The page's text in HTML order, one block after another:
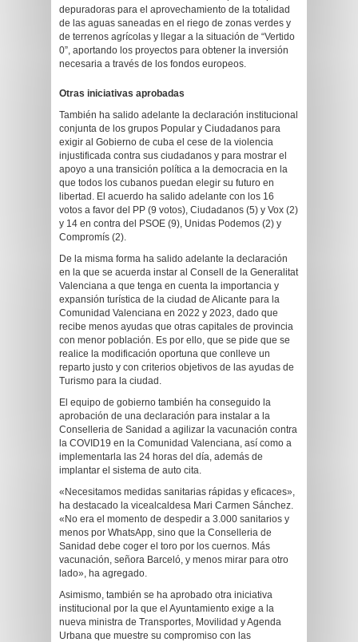
depuradoras para el aprovechamiento de la totalidad
de las aguas saneadas en el riego de zonas verdes y
de terrenos agrícolas y llegar a la situación de “Vertido
0”, aportando los proyectos para obtener la inversión
necesaria a través de los fondos europeos.
Otras iniciativas aprobadas
También ha salido adelante la declaración institucional
conjunta de los grupos Popular y Ciudadanos para
exigir al Gobierno de cuba el cese de la violencia
injustificada contra sus ciudadanos y para mostrar el
apoyo a una transición política a la democracia en la
que todos los cubanos puedan elegir su futuro en
libertad. El acuerdo ha salido adelante con los 16
votos a favor del PP (9 votos), Ciudadanos (5) y Vox (2)
y 14 en contra del PSOE (9), Unidas Podemos (2) y
Compromís (2).
De la misma forma ha salido adelante la declaración
en la que se acuerda instar al Consell de la Generalitat
Valenciana a que tenga en cuenta la importancia y
expansión turística de la ciudad de Alicante para la
Comunidad Valenciana en 2022 y 2023, dado que
recibe menos ayudas que otras capitales de provincia
con menor población. Es por ello, que se pide que se
realice la modificación oportuna que conlleve un
reparto justo y con criterios objetivos de las ayudas de
Turismo para la ciudad.
El equipo de gobierno también ha conseguido la
aprobación de una declaración para instalar a la
Conselleria de Sanidad a agilizar la vacunación contra
la COVID19 en la Comunidad Valenciana, así como a
implementarla las 24 horas del día, además de
implantar el sistema de auto cita.
«Necesitamos medidas sanitarias rápidas y eficaces»,
ha destacado la vicealcaldesa Mari Carmen Sánchez.
«No era el momento de despedir a 3.000 sanitarios y
menos por WhatsApp, sino que la Conselleria de
Sanidad debe coger el toro por los cuernos. Más
vacunación, señora Barceló, y menos mirar para otro
lado», ha agregado.
Asimismo, también se ha aprobado otra iniciativa
institucional por la que el Ayuntamiento exige a la
nueva ministra de Transportes, Movilidad y Agenda
Urbana que muestre su compromiso con las